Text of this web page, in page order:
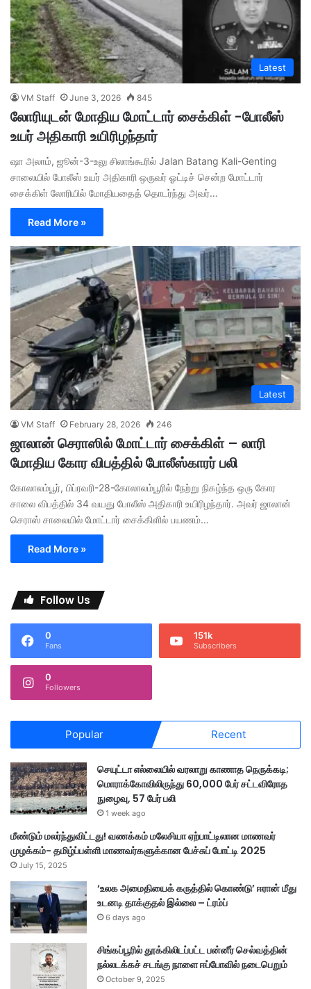
Latest
VM Staff June 3, 2026 845
லோரியுடன் மோதிய மோட்டார் சைக்கிள் -போலீஸ்
உயர் அதிகாரி உயிரிழந்தார்
ஷா அலாம், ஜூன்-3-உலு சிலாங்கூரில் Jalan Batang Kali-Genting
சாலையில் போலீஸ் உயர் அதிகாரி ஒருவர் ஓட்டிச் சென்ற மோட்டார்
சைக்கிள் லோரியில் மோதியதைத் தொடர்ந்து அவர்…
Read More »
Latest
VM Staff February 28, 2026 246
ஜாலான் செராஸில் மோட்டார் சைக்கிள் – லாரி
மோதிய கோர விபத்தில் போலீஸ்காரர் பலி
கோலாலம்பூர், பிப்ரவரி-28-கோலாலம்பூரில் நேற்று நிகழ்ந்த ஒரு கோர
சாலை விபத்தில் 34 வயது போலீஸ் அதிகாரி உயிரிழந்தார். அவர் ஜாலான்
செராஸ் சாலையில் மோட்டார் சைக்கிளில் பயணம்…
Read More »
Follow Us
0
Fans
151k
Subscribers
0
Followers
Popular Recent
செயுட்டா எல்லையில் வரலாறு காணாத நெருக்கடி;
மொராக்கோவிலிருந்து 60,000 பேர் சட்டவிரோத
நுழைவு, 57 பேர் பலி
1 week ago
மீண்டும் மலர்ந்துவிட்டது! வணக்கம் மலேசியா ஏற்பாட்டிலான மாணவர்
முழக்கம்- தமிழ்ப்பள்ளி மாணவர்களுக்கான பேச்சுப் போட்டி 2025
July 15, 2025
‘உலக அமைதியைக் கருத்தில் கொண்டு’ ஈரான் மீது
உடனடி தாக்குதல் இல்லை – ட்ரம்ப்
6 days ago
சிங்கப்பூரில் தூக்கிலிடப்பட்ட பன்னீர் செல்வத்தின்
நல்லடக்கச் சடங்கு நாளை ஈப்போவில் நடைபெறும்
October 9, 2025